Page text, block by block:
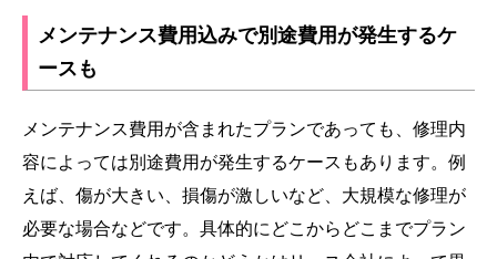
メンテナンス費用込みで別途費用が発生するケ
ースも
メンテナンス費用が含まれたプランであっても、修理内
容によっては別途費用が発生するケースもあります。例
えば、傷が大きい、損傷が激しいなど、大規模な修理が
必要な場合などです。具体的にどこからどこまでプラン